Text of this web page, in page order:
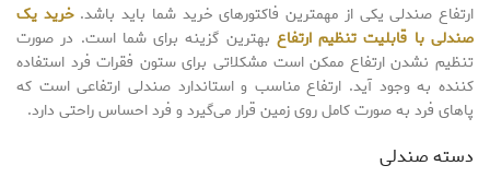
ارتفاع صندلی یکی از مهمترین فاکتورهای خرید شما باید باشد. خرید یک
صندلی با قابلیت تنظیم ارتفاع بهترین گزینه برای شما است. در صورت
تنظیم نشدن ارتفاع ممکن است مشکلاتی برای ستون فقرات فرد استفاده
کننده به وجود آید. ارتفاع مناسب و استاندارد صندلی ارتفاعی است که
پاهای فرد به صورت کامل روی زمین قرار می‌گیرد و فرد احساس راحتی دارد.
دسته صندلی